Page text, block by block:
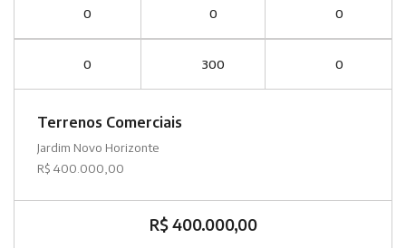
0 0 0
0 300 0
Terrenos Comerciais
Jardim Novo Horizonte
R$ 400.000,00
R$ 400.000,00